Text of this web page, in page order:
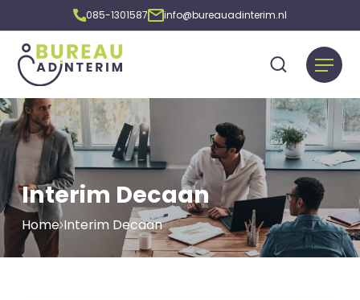
085-1301587 info@bureauadinterim.nl
Interim Decaan
Home Interim Decaan